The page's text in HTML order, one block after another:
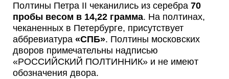
Полтины Петра II чеканились из серебра 70
пробы весом в 14,22 грамма. На полтинах,
чеканенных в Петербурге, присутствует
аббревиатура «СПБ». Полтины московских
дворов примечательны надписью
«РОССИЙСКИЙ ПОЛТИННИК» и не имеют
обозначения двора.